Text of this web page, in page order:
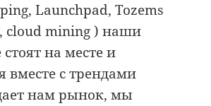
Launchpad, Tozems
cloud mining ) наши
на месте и
вместе с трендами
нам рынок, мы